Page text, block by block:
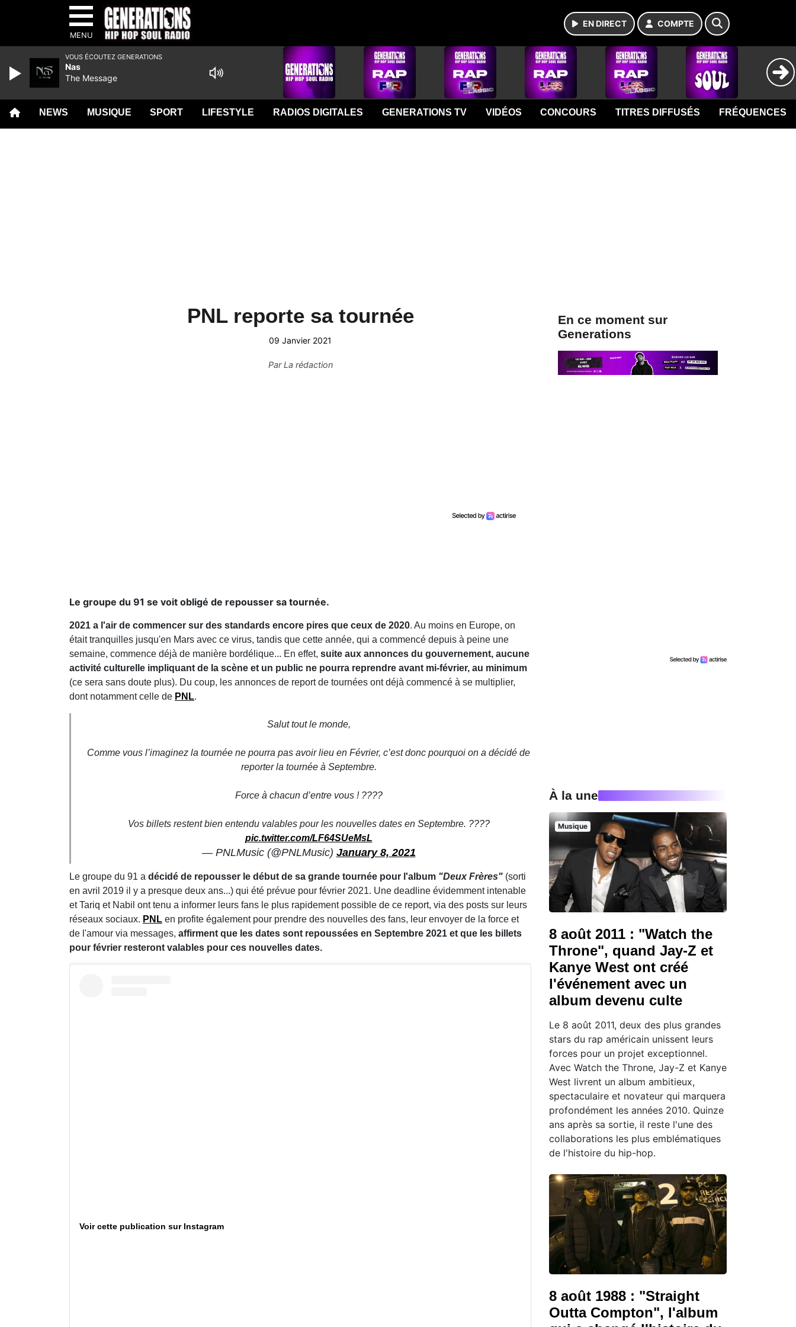
MENU
EN DIRECT COMPTE
NEWS MUSIQUE SPORT LIFESTYLE RADIOS DIGITALES GENERATIONS TV VIDÉOS CONCOURS TITRES DIFFUSÉS FRÉQUENCES
PNL reporte sa tournée
09 Janvier 2021
ParLa rédaction
Le groupe du 91 se voit obligé de repousser sa tournée.
2021 a l'air de commencer sur des standards encore pires que ceux de 2020. Au moins en Europe, on
était tranquilles jusqu'en Mars avec ce virus, tandis que cette année, qui a commencé depuis à peine une
semaine, commence déjà de manière bordélique... En effet, suite aux annonces du gouvernement, aucune
activité culturelle impliquant de la scène et un public ne pourra reprendre avant mi-février, au minimum
(ce sera sans doute plus). Du coup, les annonces de report de tournées ont déjà commencé à se multiplier,
dont notamment celle de PNL.
Salut tout le monde,
Comme vous l’imaginez la tournée ne pourra pas avoir lieu en Février, c’est donc pourquoi on a décidé de
reporter la tournée à Septembre.
Force à chacun d’entre vous ! ????
Vos billets restent bien entendu valables pour les nouvelles dates en Septembre. ????
pic.twitter.com/LF64SUeMsL
— PNLMusic (@PNLMusic) January 8, 2021
Le groupe du 91 a décidé de repousser le début de sa grande tournée pour l'album "Deux Frères" (sorti
en avril 2019 il y a presque deux ans...) qui été prévue pour février 2021. Une deadline évidemment intenable
et Tariq et Nabil ont tenu a informer leurs fans le plus rapidement possible de ce report, via des posts sur leurs
réseaux sociaux. PNL en profite également pour prendre des nouvelles des fans, leur envoyer de la force et
de l'amour via messages, affirment que les dates sont repoussées en Septembre 2021 et que les billets
pour février resteront valables pour ces nouvelles dates.
Voir cette publication sur Instagram
En ce moment sur
Generations
À la une
Musique
8 août 2011 : "Watch the
Throne", quand Jay-Z et
Kanye West ont créé
l'événement avec un
album devenu culte
Le 8 août 2011, deux des plus grandes
stars du rap américain unissent leurs
forces pour un projet exceptionnel.
Avec Watch the Throne, Jay-Z et Kanye
West livrent un album ambitieux,
spectaculaire et novateur qui marquera
profondément les années 2010. Quinze
ans après sa sortie, il reste l'une des
collaborations les plus emblématiques
de l'histoire du hip-hop.
8 août 1988 : "Straight
Outta Compton", l'album
VOUS ÉCOUTEZ GENERATIONS
Nas
The Message